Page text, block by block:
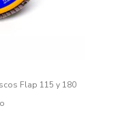
Flap 115 y 180